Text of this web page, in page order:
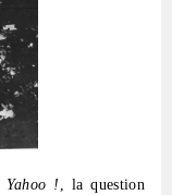
Yahoo ! , la question